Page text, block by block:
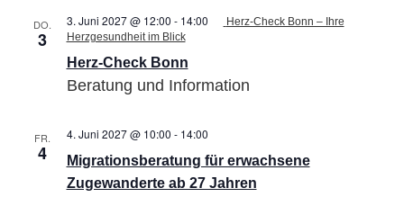
DO.
3
Herz-Check Bonn
3. Juni 2027 @ 12:00 - 14:00
Herz-Check Bonn – Ihre
Herzgesundheit im Blick
Beratung und Information
FR.
4
Migrationsberatung für erwachsene
Zugewanderte ab 27 Jahren
4. Juni 2027 @ 10:00 - 14:00
erwachsene
Zugewanderte
ab